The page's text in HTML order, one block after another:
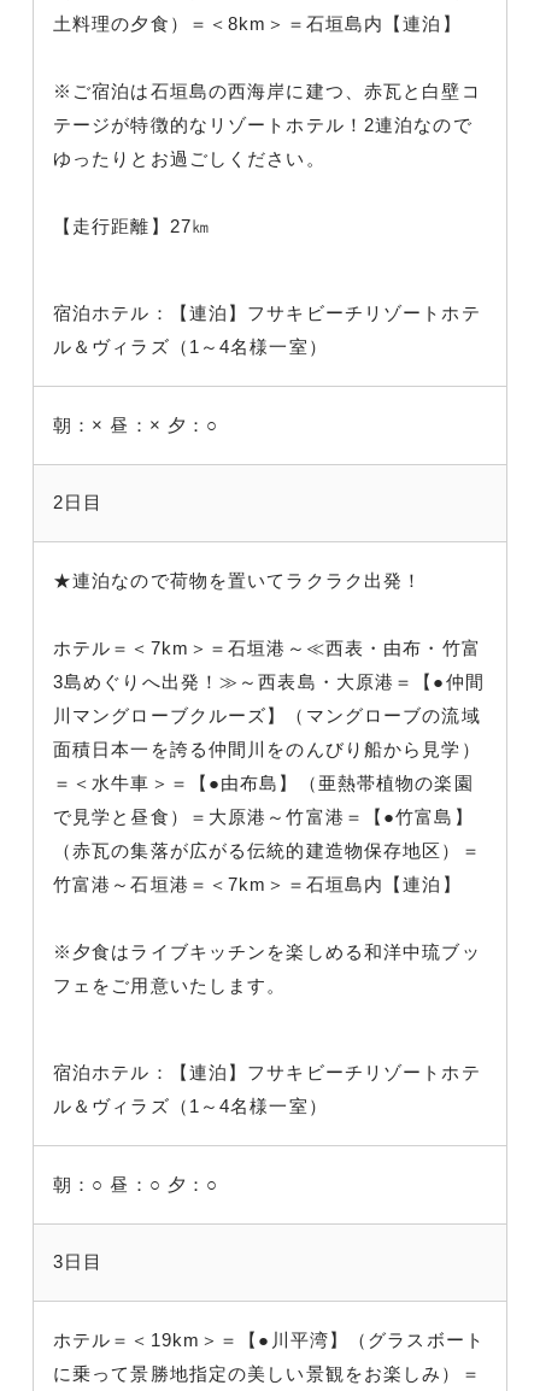
土料理の夕食）＝＜8km＞＝石垣島内【連泊】
※ご宿泊は石垣島の西海岸に建つ、赤瓦と白壁コ
テージが特徴的なリゾートホテル！2連泊なので
ゆったりとお過ごしください。
【走行距離】27㎞
宿泊ホテル：【連泊】フサキビーチリゾートホテ
ル＆ヴィラズ（1～4名様一室）
朝：× 昼：× 夕：○
2日目
★連泊なので荷物を置いてラクラク出発！
ホテル＝＜7km＞＝石垣港～≪西表・由布・竹富
3島めぐりへ出発！≫～西表島・大原港＝【●仲間
川マングローブクルーズ】（マングローブの流域
面積日本一を誇る仲間川をのんびり船から見学）
＝＜水牛車＞＝【●由布島】（亜熱帯植物の楽園
で見学と昼食）＝大原港～竹富港＝【●竹富島】
（赤瓦の集落が広がる伝統的建造物保存地区）＝
竹富港～石垣港＝＜7km＞＝石垣島内【連泊】
※夕食はライブキッチンを楽しめる和洋中琉ブッ
フェをご用意いたします。
宿泊ホテル：【連泊】フサキビーチリゾートホテ
ル＆ヴィラズ（1～4名様一室）
朝：○ 昼：○ 夕：○
3日目
ホテル＝＜19km＞＝【●川平湾】（グラスボート
に乗って景勝地指定の美しい景観をお楽しみ）＝